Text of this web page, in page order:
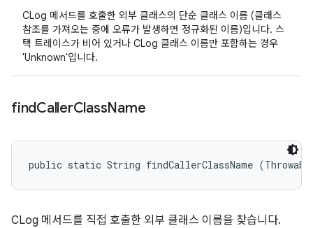
CLog 메서드를 호출한 외부 클래스의 단순 클래스 이름 (클래스
참조를 가져오는 중에 오류가 발생하면 정규화된 이름)입니다. 스
택 트레이스가 비어 있거나 CLog 클래스 이름만 포함하는 경우
'Unknown'입니다.
findCallerClassName
public static String findCallerClassName
CLog 메서드를 직접 호출한 외부 클래스 이름을 찾습니다.